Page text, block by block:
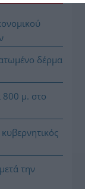
δέρμα
800 μ. στο
την